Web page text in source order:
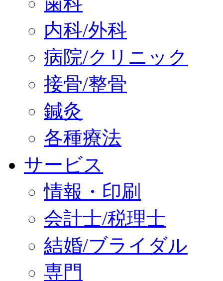
内科/外科
病院/クリニック
接骨/整骨
鍼灸
各種療法
サービス
情報・印刷
会計士/税理士
結婚/ブライダル
専門